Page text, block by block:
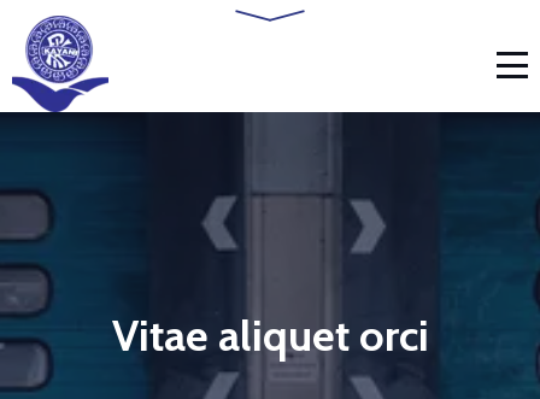
Vitae aliquet orci